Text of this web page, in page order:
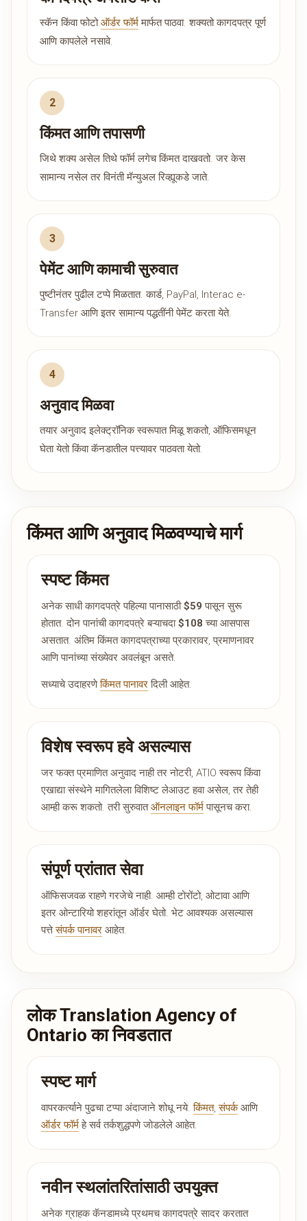
स्कॅन किंवा फोटोऑर्डर फॉर्ममार्फत पाठवा. शक्यतो कागदपत्र पूर्ण
आणि कापलेले नसावे.
किंमत आणि तपासणी
जिथे शक्य असेल तिथे फॉर्म लगेच किंमत दाखवतो. जर केस
सामान्य नसेल तर विनंती मॅन्युअल रिव्ह्यूकडे जाते.
पेमेंट आणि कामाची सुरुवात
पुष्टीनंतर पुढील टप्पे मिळतात. कार्ड, PayPal, Interac e-
Transfer आणि इतर सामान्य पद्धतींनी पेमेंट करता येते.
अनुवाद मिळवा
तयार अनुवाद इलेक्ट्रॉनिक स्वरूपात मिळू शकतो, ऑफिसमधून
घेता येतो किंवा कॅनडातील पत्त्यावर पाठवता येतो.
किंमत आणि अनुवाद मिळवण्याचे मार्ग
स्पष्ट किंमत
अनेक साधी कागदपत्रे पहिल्या पानासाठी$59 पासून सुरू
होतात. दोन पानांची कागदपत्रे बऱ्याचदा$108 च्या आसपास
असतात. अंतिम किंमत कागदपत्राच्या प्रकारावर, प्रमाणनावर
आणि पानांच्या संख्येवर अवलंबून असते.
सध्याचे उदाहरणेकिंमत पानावरदिली आहेत.
विशेष स्वरूप हवे असल्यास
जर फक्त प्रमाणित अनुवाद नाही तर नोटरी, ATIO स्वरूप किंवा
एखाद्या संस्थेने मागितलेला विशिष्ट लेआउट हवा असेल, तर तेही
आम्ही करू शकतो. तरी सुरुवातऑनलाइन फॉर्मपासूनच करा.
संपूर्ण प्रांतात सेवा
ऑफिसजवळ राहणे गरजेचे नाही. आम्ही टोरोंटो, ओटावा आणि
इतर ओन्टारियो शहरांतून ऑर्डर घेतो. भेट आवश्यक असल्यास
पत्तेसंपर्क पानावर आहेत.
लोक Translation Agency of
Ontario का निवडतात
स्पष्ट मार्ग
वापरकर्त्याने पुढचा टप्पा अंदाजाने शोधू नये.किंमत,संपर्कआणि
ऑर्डर फॉर्महे सर्व तर्कशुद्धपणे जोडलेले आहेत.
नवीन स्थलांतरितांसाठी उपयुक्त
अनेक ग्राहक कॅनडामध्ये प्रथमच कागदपत्रे सादर करतात